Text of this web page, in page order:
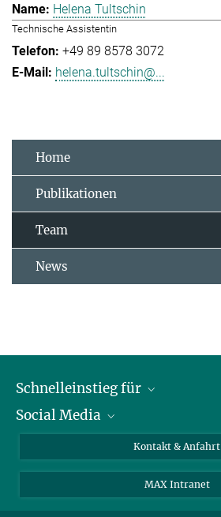
Helena Tultschin
Technische Assistentin
+49 89 8578 3072
helena.tultschin@...
Home
Publikationen
Team
News
Schnelleinstieg für
Journalist*innen
Bewerbende
Social Media
Instagram
LinkedIn
Kontakt & Anfahrt
MAX Intranet